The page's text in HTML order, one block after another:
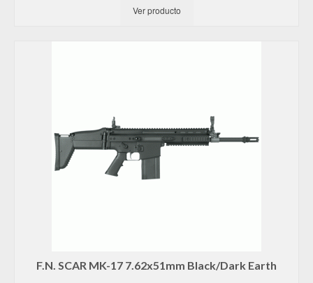
original
2,200.00 €.2,000.00 €.
Ver producto
F.N. SCAR MK-17 7.62x51mm Black/Dark Earth